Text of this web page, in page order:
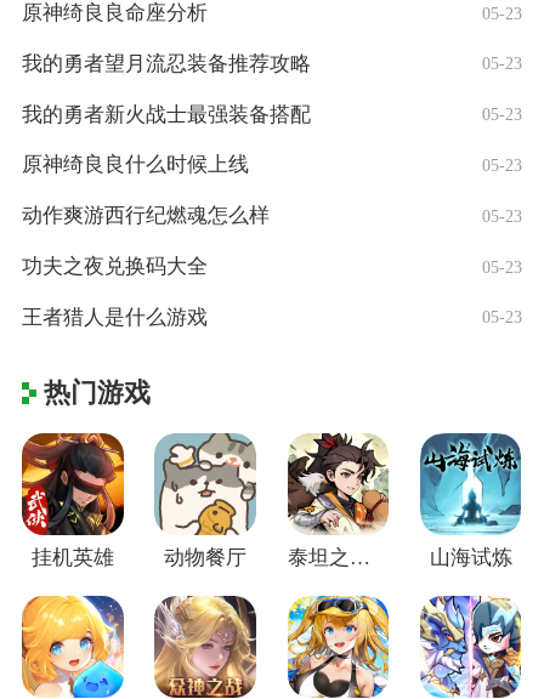
原神绮良良命座分析 05-23
我的勇者望月流忍装备推荐攻略 05-23
我的勇者新火战士最强装备搭配 05-23
原神绮良良什么时候上线 05-23
动作爽游西行纪燃魂怎么样 05-23
功夫之夜兑换码大全 05-23
王者猎人是什么游戏 05-23
热门游戏
挂机英雄 动物餐厅 泰坦之剑(江湖群侠传) 山海试炼